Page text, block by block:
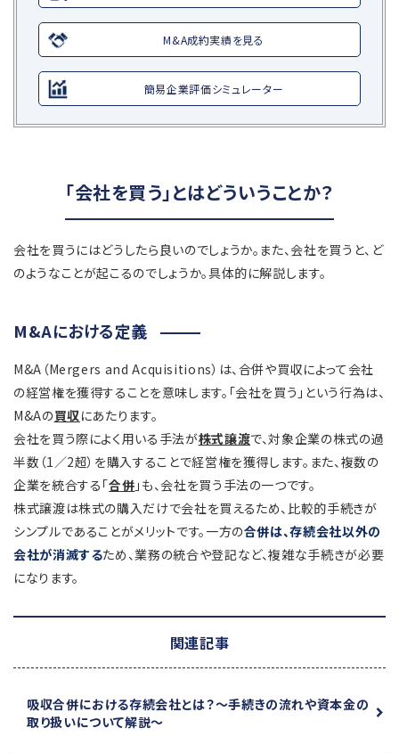
M&A成約実績を見る
簡易企業評価シミュレーター
「会社を買う」とはどういうことか？
会社を買うにはどうしたら良いのでしょうか。また、会社を買うと、ど
のようなことが起こるのでしょうか。具体的に解説します。
M&Aにおける定義
M&A（Mergers and Acquisitions）は、合併や買収によって会社
の経営権を獲得することを意味します。「会社を買う」という行為は、
M&Aの買収にあたります。
会社を買う際によく用いる手法が株式譲渡で、対象企業の株式の過
半数（1／2超）を購入することで経営権を獲得します。また、複数の
企業を統合する「合併 」も、会社を買う手法の一つです。
株式譲渡は株式の購入だけで会社を買えるため、比較的手続きが
シンプルであることがメリットです。一方の合併は、存続会社以外の
会社が消滅するため、業務の統合や登記など、複雑な手続きが必要
になります。
関連記事
吸収合併における存続会社とは？～手続きの流れや資本金の
取り扱いについて解説～